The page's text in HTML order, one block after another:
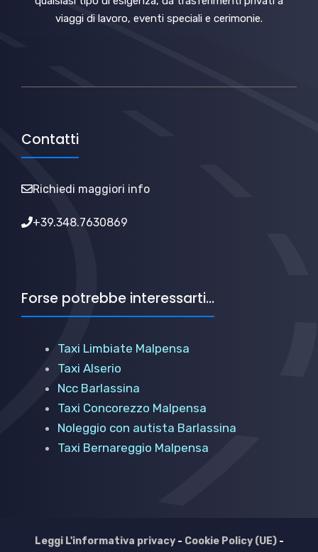
viaggi di lavoro, eventi speciali e cerimonie.
Contatti
Richiedi maggiori info
+39.348.7630869
Forse potrebbe interessarti...
Taxi Limbiate Malpensa
Taxi Alserio
Ncc Barlassina
Taxi Concorezzo Malpensa
Noleggio con autista Barlassina
Taxi Bernareggio Malpensa
Leggi L'informativa privacy- Cookie Policy (UE)-